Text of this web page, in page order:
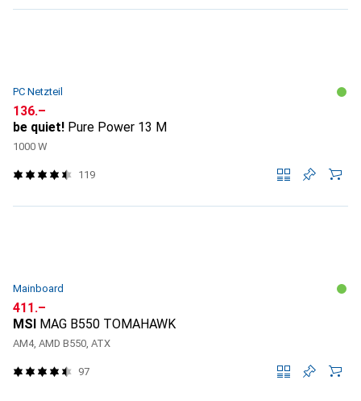
PC Netzteil
CHF
136.–
be quiet! Pure Power 13 M
1000 W
119
Mainboard
CHF
411.–
MSI
MAG B550 TOMAHAWK
AM4, AMD B550, ATX
97